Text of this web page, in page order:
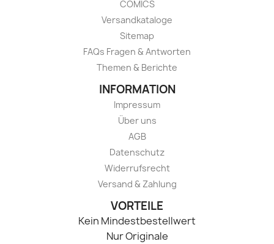
COMICS
Versandkataloge
Sitemap
FAQs Fragen & Antworten
Themen & Berichte
INFORMATION
Impressum
Über uns
AGB
Datenschutz
Widerrufsrecht
Versand & Zahlung
VORTEILE
Kein Mindestbestellwert
Nur Originale